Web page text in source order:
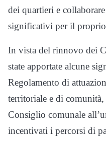
dei quartieri e
significativi per il
In vista del rinnovo dei
state apportate alcune
Regolamento di
territoriale e di comunità,
Consiglio comunale
incentivati i percorsi di